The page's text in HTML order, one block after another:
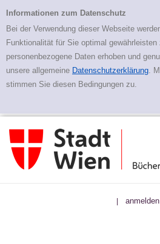
Erweiterte Suche
Informationen zum Datenschutz
Bei der Verwendung dieser Webseite
Funktionalität für Sie optimal
personenbezogene Daten erhoben und
unsere allgemeine Datenschutzerklärung.
stimmen Sie diesen Bedingungen zu.
| anmelden